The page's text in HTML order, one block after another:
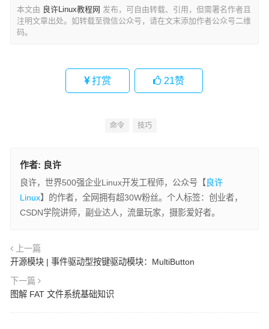
本文由 良许Linux教程网 发布，可自由转载、引用，但需署名作者且
注明文章出处。如转载至微信公众号，请在文末添加作者公众号二维
码。
打赏 21赞
命令 技巧
作者: 良许
良许，世界500强企业Linux开发工程师，公众号【 良许
Linux】的作者，全网拥有超30W粉丝。个人标签：创业者，
CSDN学院讲师，副业达人，流量玩家，摄影爱好者。
上一篇
开源模块 | 事件驱动型按键驱动模块：MultiButton
下一篇
图解 FAT 文件系统基础知识